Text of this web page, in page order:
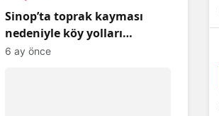
Sinop’ta toprak kayması
nedeniyle köy yolları
ulaşıma kapandı
6 ay önce